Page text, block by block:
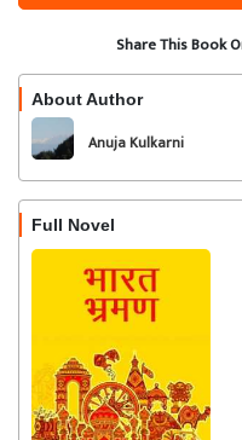
Share This Book
About Author
Anuja Kulkarni
Full Novel